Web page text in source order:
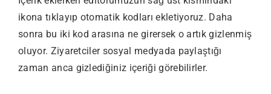
ikona tıklayıp otomatik kodları ekletiyoruz. Daha
sonra bu iki kod arasına ne girersek o artık gizlenmiş
oluyor. Ziyaretciler sosyal medyada paylaştığı
zaman anca gizlediğiniz içeriği görebilirler.